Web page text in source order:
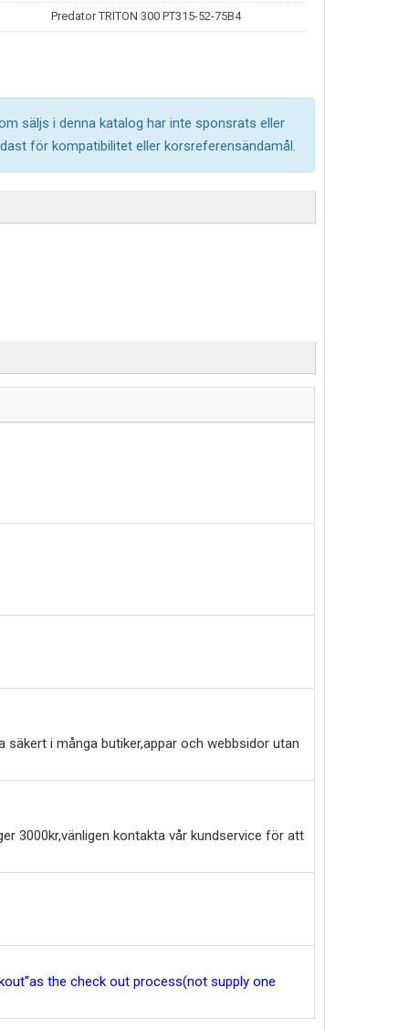
Predator TRITON 300 PT315-52-75B4
säljs i denna katalog har inte sponsrats eller
för kompatibilitet eller korsreferensändamål.
säkert i många butiker,appar och webbsidor utan
3000kr,vänligen kontakta vår kundservice för att
the check out process(not supply one